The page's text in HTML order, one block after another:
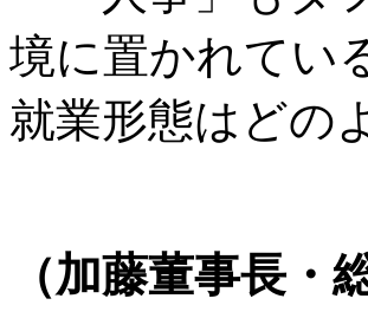
境に置かれてい
就業形態はどの
（加藤董事長・